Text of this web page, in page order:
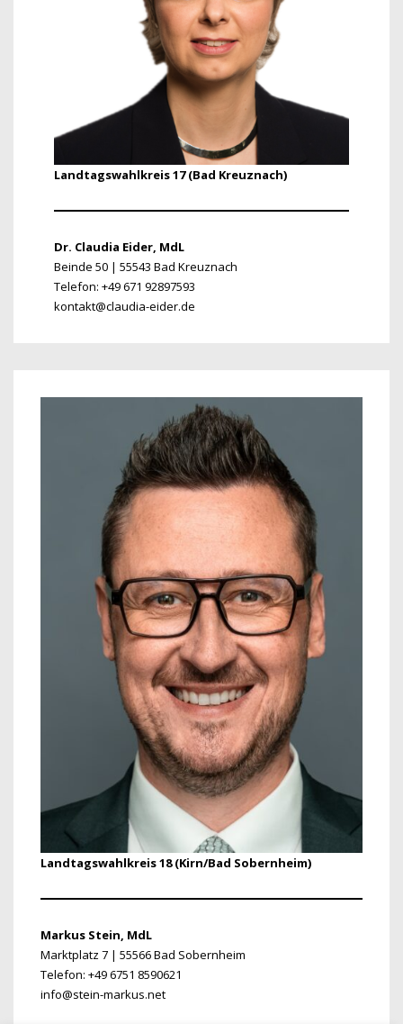
Landtagswahlkreis 17 (Bad Kreuznach)
Dr. Claudia Eider, MdL
Beinde 50 | 55543 Bad Kreuznach
Telefon: +49 671 92897593
kontakt@claudia-eider.de
Landtagswahlkreis 18 (Kirn/Bad Sobernheim)
Markus Stein, MdL
Marktplatz 7 | 55566 Bad Sobernheim
Telefon: +49 6751 8590621
info@stein-markus.net